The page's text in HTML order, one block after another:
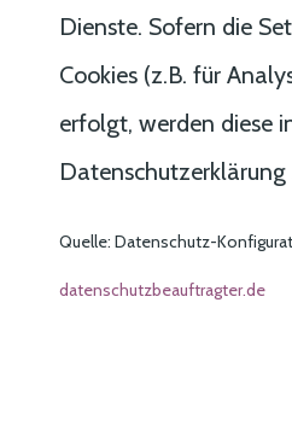
Dienste. Sofern die
Cookies (z.B. für
erfolgt, werden diese
Quelle: Datenschutz-
datenschutzbeauftragter.de